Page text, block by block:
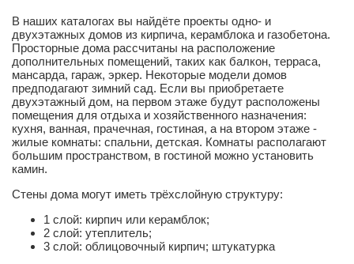
В наших каталогах вы найдёте проекты одно- и
двухэтажных домов из кирпича, керамблока и газобетона.
Просторные дома рассчитаны на расположение
дополнительных помещений, таких как балкон, терраса,
мансарда, гараж, эркер. Некоторые модели домов
предподагают зимний сад. Если вы приобретаете
двухэтажный дом, на первом этаже будут расположены
помещения для отдыха и хозяйственного назначения:
кухня, ванная, прачечная, гостиная, а на втором этаже -
жилые комнаты: спальни, детская. Комнаты располагают
большим пространством, в гостиной можно установить
камин.
Стены дома могут иметь трёхслойную структуру:
1 слой: кирпич или керамблок;
2 слой: утеплитель;
3 слой: облицовочный кирпич; штукатурка